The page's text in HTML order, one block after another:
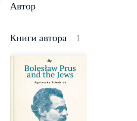
Автор
Книги автора 1